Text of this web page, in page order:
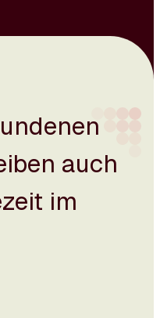
auch
im